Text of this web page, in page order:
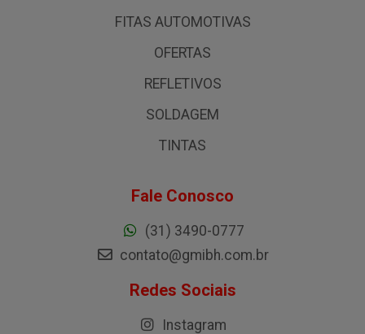
FITAS AUTOMOTIVAS
OFERTAS
REFLETIVOS
SOLDAGEM
TINTAS
Fale Conosco
(31) 3490-0777
contato@gmibh.com.br
Redes Sociais
Instagram